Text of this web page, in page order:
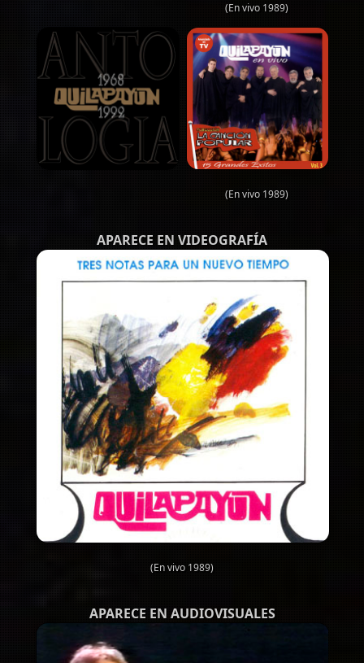
(En vivo 1989)
(En vivo 1989)
APARECE EN VIDEOGRAFÍA
(En vivo 1989)
APARECE EN AUDIOVISUALES